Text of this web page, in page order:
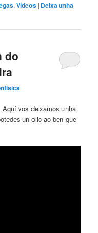
,Vídeos | Deixa unha
do
vos deixamos unha
un ollo ao ben que